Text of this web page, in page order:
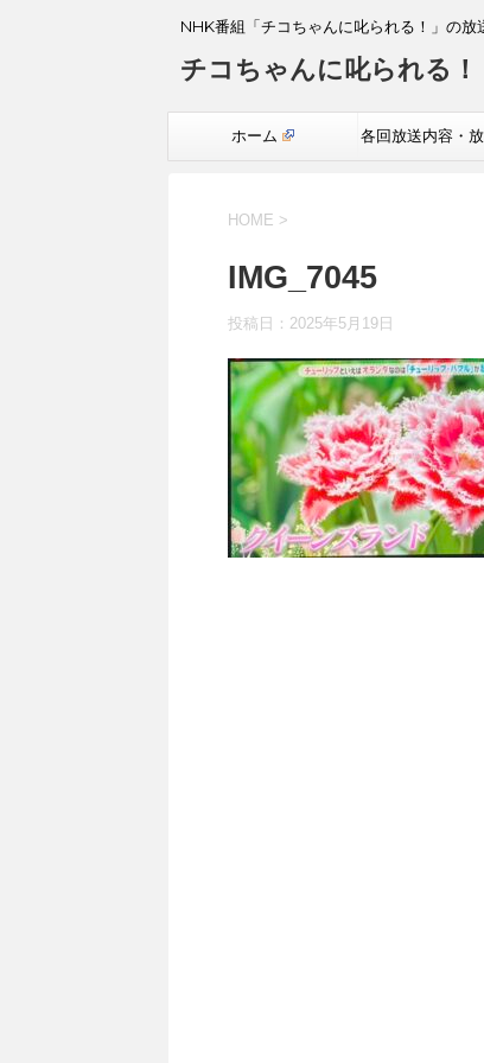
NHK番組「チコちゃんに叱られる！」の放
チコちゃんに叱られる！
ホーム 各回放送内容・
HOME >
IMG_7045
投稿日： 2025年5月19日